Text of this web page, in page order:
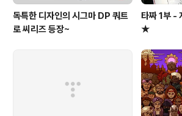
독특한 디자인의 시그마 DP 쿼트
로 씨리즈 등장~
타짜 1부
★